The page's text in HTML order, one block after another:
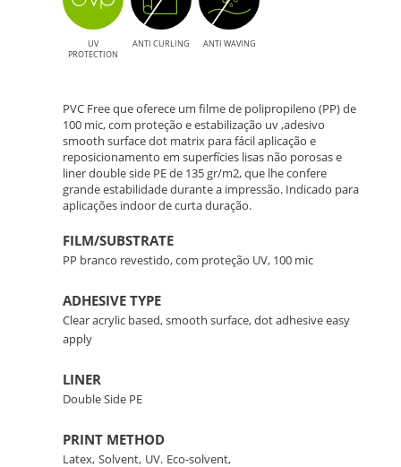
UV
PROTECTION
ANTI CURLING ANTI WAVING
PVC Free que oferece um filme de polipropileno (PP) de
100 mic, com proteção e estabilização uv ,adesivo
smooth surface dot matrix para fácil aplicação e
reposicionamento em superfícies lisas não porosas e
liner double side PE de 135 gr/m2, que lhe confere
grande estabilidade durante a impressão. Indicado para
aplicações indoor de curta duração.
FILM/SUBSTRATE
PP branco revestido, com proteção UV, 100 mic
ADHESIVE TYPE
Clear acrylic based, smooth surface, dot adhesive easy
apply
LINER
Double Side PE
PRINT METHOD
Latex, Solvent, UV. Eco-solvent,
Reposicionável